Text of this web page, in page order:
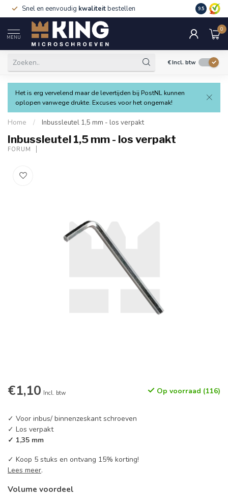
Snel en eenvoudig kwaliteitbestellen 9.5
MENU
0
€Incl. btw
Het is erg vervelend maar de levertijden bij PostNL kunnen
oplopen vanwege drukte. Excuses voor het ongemak!
Home / Inbussleutel 1,5 mm - los verpakt
Inbussleutel 1,5 mm - los verpakt
FORUM
€1,10 Incl. btw Op voorraad (116)
✓ Voor inbus/ binnenzeskant schroeven
✓ Los verpakt
✓ 1,35 mm
✓ Koop 5 stuks en ontvang 15% korting!
Lees meer.
Volume voordeel